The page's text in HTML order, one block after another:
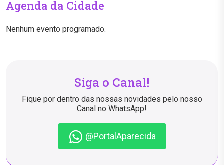
Agenda da Cidade
Nenhum evento programado.
Siga o Canal!
Fique por dentro das nossas novidades pelo nosso
Canal no WhatsApp!
@PortalAparecida